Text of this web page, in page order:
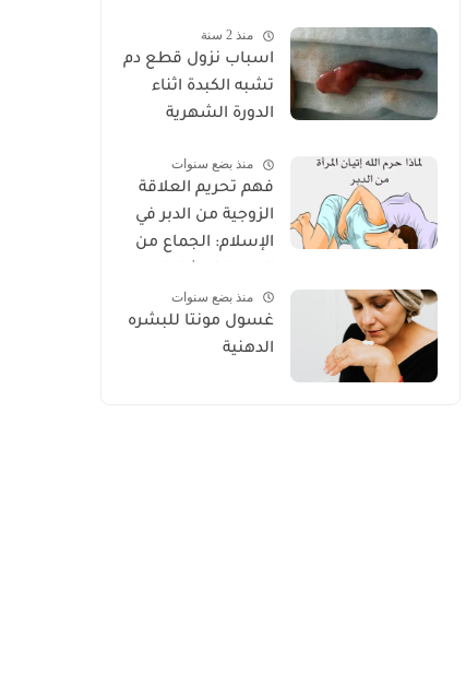
الصحيحة 2025
منذ 2 سنة
اسباب نزول قطع دم
تشبه الكبدة اثناء
الدورة الشهرية
منذ بضع سنوات
فهم تحريم العلاقة
الزوجية من الدبر في
الإسلام: الجماع من
منذ بضع سنوات
غسول مونتا للبشره
الدهنية